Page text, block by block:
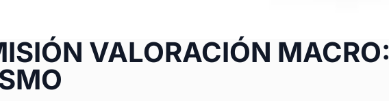
VALORACIÓN MACRO: